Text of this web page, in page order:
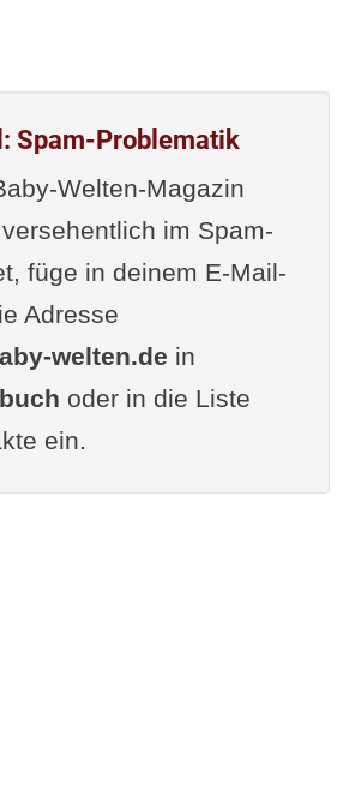
Spam-Problematik
Welten-Magazin
im Spam-
füge in deinem E-Mail-
Adresse
welten.de in
oder in die Liste
ein.